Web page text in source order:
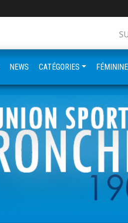
NEWS CATÉGORIES